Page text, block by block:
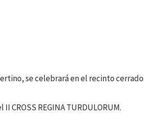
se celebrará en el recinto cerrado
REGINA TURDULORUM.